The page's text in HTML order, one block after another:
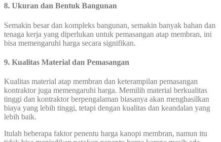
8. Ukuran dan Bentuk Bangunan
Semakin besar dan kompleks bangunan, semakin banyak bahan dan
tenaga kerja yang diperlukan untuk pemasangan atap membran, ini
bisa memengaruhi harga secara signifikan.
9. Kualitas Material dan Pemasangan
Kualitas material atap membran dan keterampilan pemasangan
kontraktor juga memengaruhi harga. Memilih material berkualitas
tinggi dan kontraktor berpengalaman biasanya akan menghasilkan
biaya yang lebih tinggi, tetapi dengan kualitas dan keandalan yang
lebih baik.
Itulah beberapa faktor penentu harga kanopi membran, namun itu